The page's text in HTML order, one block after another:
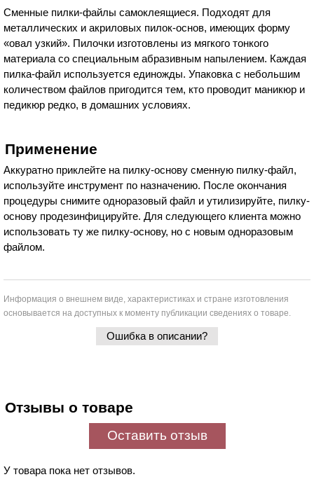
Сменные пилки-файлы самоклеящиеся. Подходят для
металлических и акриловых пилок-основ, имеющих форму
«овал узкий». Пилочки изготовлены из мягкого тонкого
материала со специальным абразивным напылением. Каждая
пилка-файл используется единожды. Упаковка с небольшим
количеством файлов пригодится тем, кто проводит маникюр и
педикюр редко, в домашних условиях.
Применение
Аккуратно приклейте на пилку-основу сменную пилку-файл,
используйте инструмент по назначению. После окончания
процедуры снимите одноразовый файл и утилизируйте, пилку-
основу продезинфицируйте. Для следующего клиента можно
использовать ту же пилку-основу, но с новым одноразовым
файлом.
Информация о внешнем виде, характеристиках и стране изготовления
основывается на доступных к моменту публикации сведениях о товаре.
Ошибка в описании?
Отзывы о товаре
Оставить отзыв
У товара пока нет отзывов.